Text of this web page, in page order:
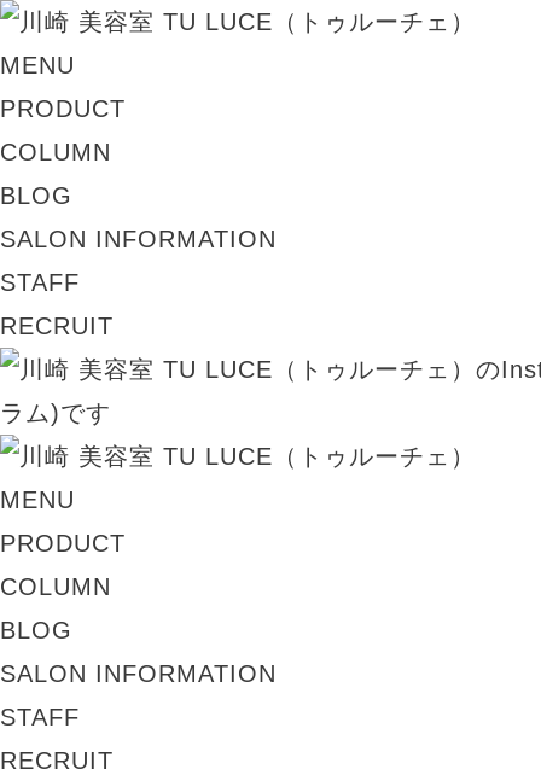
MENU
PRODUCT
COLUMN
BLOG
SALON INFORMATION
STAFF
RECRUIT
MENU
PRODUCT
COLUMN
BLOG
SALON INFORMATION
STAFF
RECRUIT